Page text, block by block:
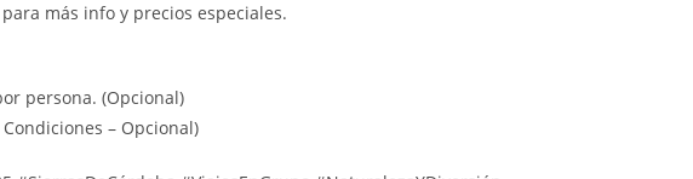
más info y precios especiales.
persona. (Opcional)
– Opcional)